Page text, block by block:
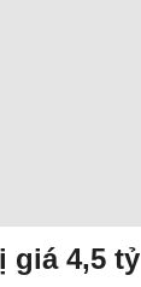
giá 4,5 tỷ